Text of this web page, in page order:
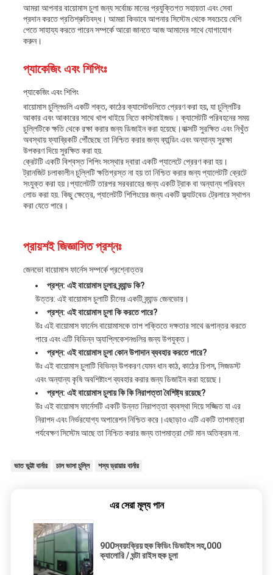
আমরা আপনার বায়োমাস চুলা জন্য সর্বোচ্চ মানের প্রযুক্তিগত সহায়তা এবং সেবা
প্রদান করতে প্রতিশ্রুতিবদ্ধ। আমরা কিভাবে আপনার সিস্টেম থেকে সবচেয়ে বেশি
পেতে সাহায্য করতে পারেন সম্পর্কে আরো জানতে আজ আমাদের সাথে যোগাযোগ
করুন।
প্যাকেজিং এবং শিপিংঃ
প্যাকেজিং এবং শিপিং
বায়োমাস চুল্লিগুলি একটি শক্ত, কাঠের ক্যাসেটগুলিতে প্রেরণ করা হয়, যা চুল্লিটির
আকার এবং আকারের সাথে খাপ খাইয়ে নিতে কাস্টমাইজড। ক্যাসেটটি পরিবহনের সময়
চুল্লিটিকে ক্ষতি থেকে রক্ষা করার জন্য ডিজাইন করা হয়েছে।বাক্সটি সুরক্ষিত এবং নিখুঁত
অবস্থায় ফ্যাব্রিকটি পৌঁছেছে তা নিশ্চিত করার জন্য ব্যান্ডিং এবং অন্যান্য সুরক্ষা
উপকরণ দিয়ে সুরক্ষিত করা হয়.
ক্রেটটি একটি বিশ্বস্ত শিপিং সংস্থার দ্বারা একটি প্যালেটে প্রেরণ করা হয়।
ট্রানজিট চলাকালীন চুল্লিটি ক্ষতিগ্রস্ত না হয় তা নিশ্চিত করার জন্য প্যালেটটি ক্রেটে
সংযুক্ত করা হয়।প্যালেটটি তারপর সরবরাহের জন্য একটি ট্রাক বা অন্যান্য পরিবহন
লোড করা হয়. কিছু ক্ষেত্রে, প্যালেটটি শিপিংয়ের জন্য একটি ফ্ল্যাটবেড ট্রেলারে স্থাপন
করা যেতে পারে।
প্রায়শই জিজ্ঞাসিত প্রশ্নঃ
জেনভো বায়োমাস ফার্নেস সম্পর্কে প্রশ্নোত্তর
প্রশ্ন: এই বায়োমাস চুলার ব্র্যান্ড কি?
উত্তর: এই বায়োমাস চুলাটি চীনের একটি ব্র্যান্ড জেনভোর।
প্রশ্ন: এই বায়োমাস চুলা কি করতে পারে?
উঃ এই বায়োমাস ফার্নেস বায়োমাসকে তাপ শক্তিতে দক্ষতার সাথে রূপান্তর করতে
পারে এবং এটি বিভিন্ন অ্যাপ্লিকেশনগুলির জন্য উপযুক্ত।
প্রশ্ন: এই বায়োমাস চুলা কোন উপাদান ব্যবহার করতে পারে?
উঃ এই বায়োমাস চুলাটি বিভিন্ন উপকরণ যেমন ধান কাঠ, কাঠের চিপস, সিজডস্ট
এবং অন্যান্য কৃষি অবশিষ্টাংশ ব্যবহার করার জন্য ডিজাইন করা হয়েছে।
প্রশ্ন: এই বায়োমাস চুলায় কি কি নিরাপত্তা বৈশিষ্ট্য রয়েছে?
উঃ এই বায়োমাস ফার্নেসটি একটি উন্নত নিরাপত্তা ব্যবস্থা দিয়ে সজ্জিত যা এর
নিরাপদ এবং নির্ভরযোগ্য অপারেশন নিশ্চিত করে।এছাড়াও এটি একটি তাপমাত্রা
পর্যবেক্ষণ সিস্টেম আছে তা নিশ্চিত করার জন্য তাপমাত্রা সেট মান অতিক্রম না.
ভাত ভুট্টা বার্নার চাল ভাসা চুল্লি শস্য ড্রায়ার বার্নার
এর সেরা মূল্য পান
900স্বয়ংক্রিয় হুক ফিডিং ডিভাইস সহ,000
ক্যালোরি / ঘন্টা রাইস হুক চুলা